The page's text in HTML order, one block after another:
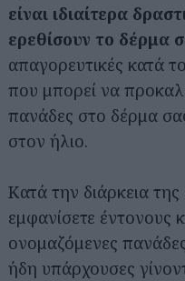
είναι ιδιαίτερα
ερεθίσουν το δέρμα
απαγορευτικές κατά
που μπορεί να
πανάδες στο δέρμα
στον ήλιο.
Κατά την διάρκεια
εμφανίσετε έντονους
ονομαζόμενες
ήδη υπάρχουσες